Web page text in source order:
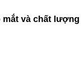
mắt và chất